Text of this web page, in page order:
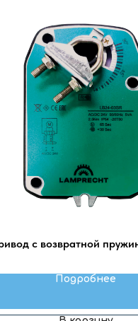
с возвратной
Подробнее